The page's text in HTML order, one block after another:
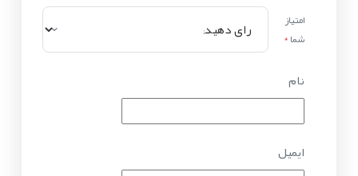
امتیاز
شما*
نام
ایمیل